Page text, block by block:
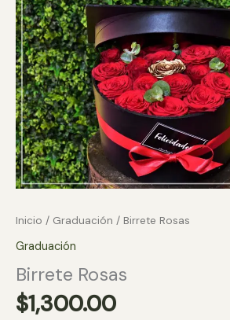
Inicio / Graduación / Birrete Rosas
Graduación
Birrete Rosas
$1,300.00